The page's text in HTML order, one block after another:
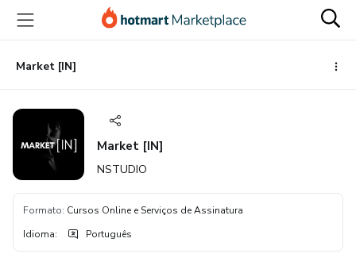
para
conteúdo
principal
para
pagamento
para
rodapé
Market [IN]
Market [IN]
NSTUDIO
Formato: Cursos Online e Serviços de Assinatura
Idioma: Português